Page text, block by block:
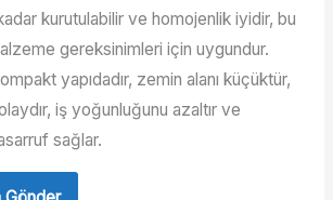
kurutulabilir ve homojenlik iyidir, bu
gereksinimleri için uygundur.
yapıdadır, zemin alanı küçüktür,
iş yoğunluğunu azaltır ve
sağlar.